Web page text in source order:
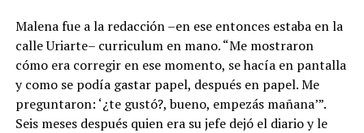
Malena fue a la redacción –en ese entonces estaba en la
calle Uriarte– curriculum en mano. “Me mostraron
cómo era corregir en ese momento, se hacía en pantalla
y como se podía gastar papel, después en papel. Me
preguntaron: ‘¿te gustó?, bueno, empezás mañana’”.
Seis meses después quien era su jefe dejó el diario y le